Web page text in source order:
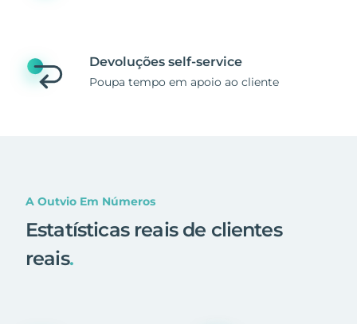
Devoluções self-service
Poupa tempo em apoio ao cliente
A Outvio Em Números
Estatísticas reais de clientes
reais.